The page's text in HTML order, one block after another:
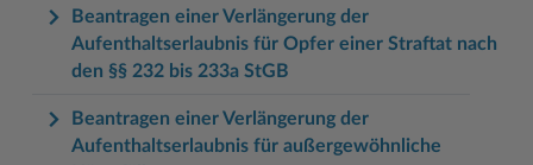
Beantragen einer Verlängerung der
Aufenthaltserlaubnis für Opfer einer Straftat nach
den §§ 232 bis 233a StGB
Beantragen einer Verlängerung der
Aufenthaltserlaubnis für außergewöhnliche